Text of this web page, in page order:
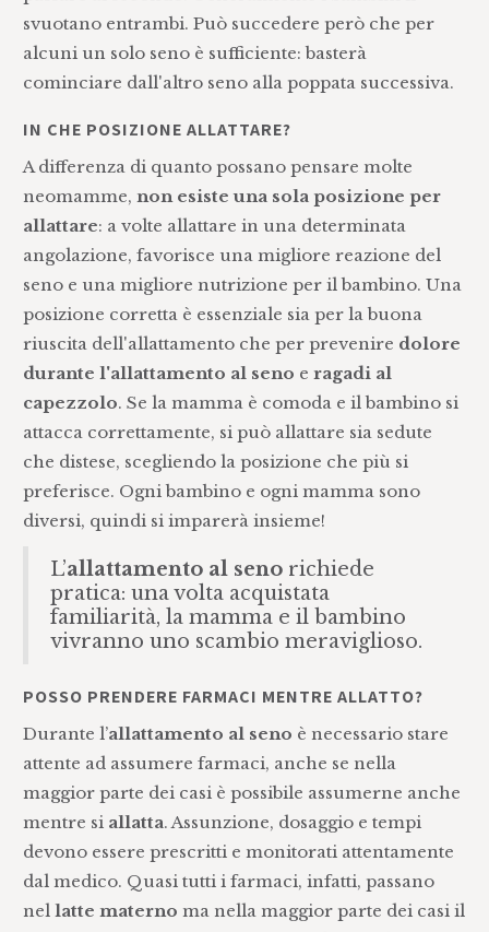
svuotano entrambi. Può succedere però che per
alcuni un solo seno è sufficiente: basterà
cominciare dall'altro seno alla poppata successiva.
IN CHE POSIZIONE ALLATTARE?
A differenza di quanto possano pensare molte
neomamme,non esiste una sola posizione per
allattare: a volte allattare in una determinata
angolazione, favorisce una migliore reazione del
seno e una migliore nutrizione per il bambino. Una
posizione corretta è essenziale sia per la buona
riuscita dell'allattamento che per prevenire dolore
durante l'allattamento al seno eragadi al
capezzolo. Se la mamma è comoda e il bambino si
attacca correttamente, si può allattare sia sedute
che distese, scegliendo la posizione che più si
preferisce. Ogni bambino e ogni mamma sono
diversi, quindi si imparerà insieme!
L’allattamento al seno richiede
pratica: una volta acquistata
familiarità, la mamma e il bambino
vivranno uno scambio meraviglioso.
POSSO PRENDERE FARMACI MENTRE ALLATTO?
Durante l’allattamento al seno è necessario stare
attente ad assumere farmaci, anche se nella
maggior parte dei casi è possibile assumerne anche
mentre si allatta. Assunzione, dosaggio e tempi
devono essere prescritti e monitorati attentamente
dal medico. Quasi tutti i farmaci, infatti, passano
nellatte materno ma nella maggior parte dei casi il